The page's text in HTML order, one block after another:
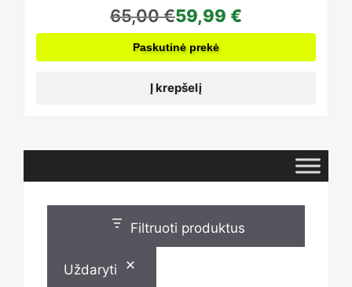
65,00€59,99 €
Paskutinė prekė
Į krepšelį
Filtruoti produktus
Uždaryti